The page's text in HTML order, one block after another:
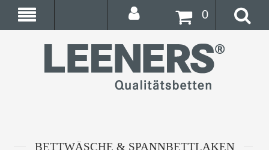
0
BETTWÄSCHE & SPANNBETTLAKEN